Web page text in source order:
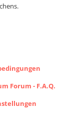
Forum - F.A.Q.